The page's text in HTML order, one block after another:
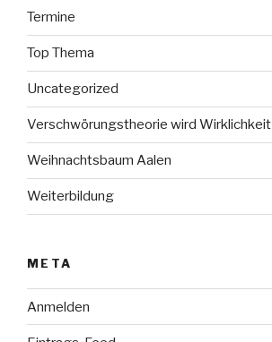
Termine
Top Thema
Uncategorized
Verschwörungstheorie wird Wirklichkeit
Weihnachtsbaum Aalen
Weiterbildung
META
Anmelden